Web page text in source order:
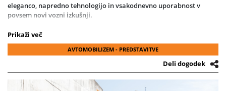
eleganco, napredno tehnologijo in vsakodnevno uporabnost v
povsem novi vozni izkušnji.
Model je navdušil z izrazitim dizajnom in osvetljeno masko z več kot
največji zaslon MBUX Hyperscreen doslej ter napredne digitalne
funkcije postavljajo nove standarde sodobne mobilnosti.
polnjenje, ob tem pa z zračnim vzmetenjem AIRMATIC zagotavlja
Prikaži več
AVTOMOBILIZEM - PREDSTAVITVE
Deli dogodek